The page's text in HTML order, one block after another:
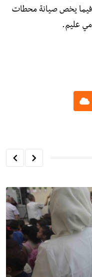
فيما يخص صيانة محطات
عليم.
Cloud